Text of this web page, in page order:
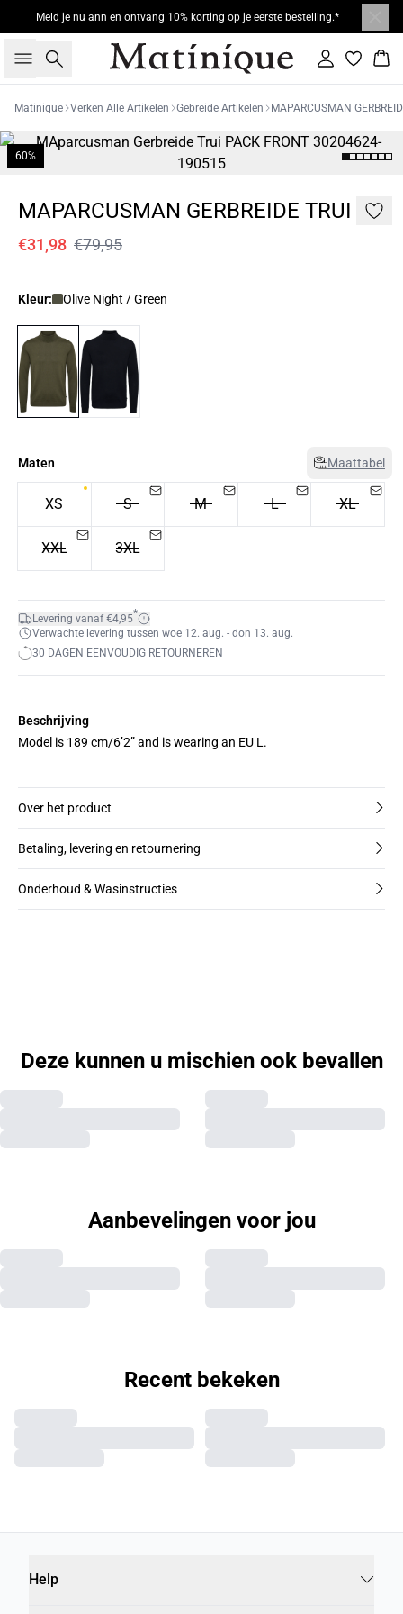
Meld je nu ann en ontvang 10% korting op je eerste bestelling.*
Zoeken Inloggen
Matinique Verken Alle Artikelen Gebreide Artikelen MAPARCUSMAN
60%
MAPARCUSMAN GERBREIDE TRUI
€31,98 €79,95
Kleur: Olive Night / Green
Maten Maattabel
XS S M L XL
XXL 3XL
Levering vanaf €4,95*
Verwachte levering tussen woe 12. aug. - don 13. aug.
30 DAGEN EENVOUDIG RETOURNEREN
Beschrijving
Model is 189 cm/6’2” and is wearing an EU L.
Over het product
Betaling, levering en retournering
Onderhoud & Wasinstructies
Deze kunnen u mischien ook bevallen
Aanbevelingen voor jou
Recent bekeken
Help